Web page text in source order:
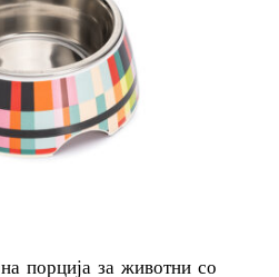
порција за животни со